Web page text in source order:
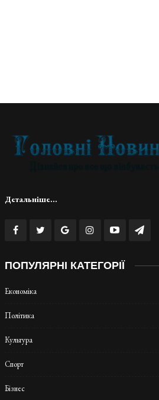
Детальніше...
ПОПУЛЯРНІ КАТЕГОРІЇ
Економіка
Політика
Культура
Спорт
Бізнес